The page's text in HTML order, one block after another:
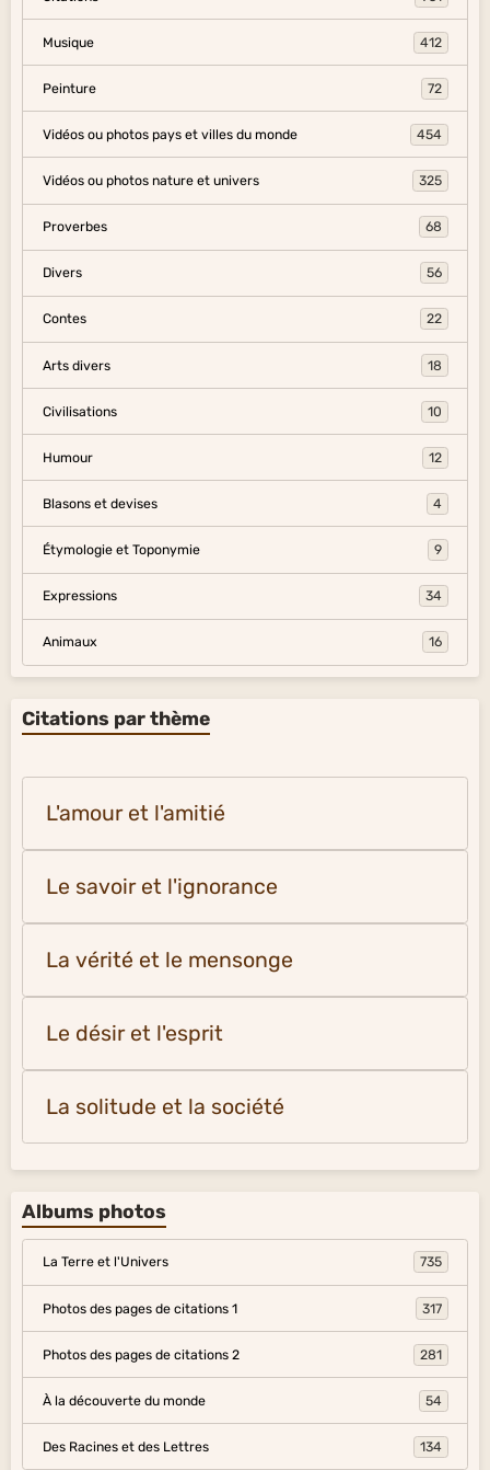
Musique 412
Peinture 72
Vidéos ou photos pays et villes du monde 454
Vidéos ou photos nature et univers 325
Proverbes 68
Divers 56
Contes 22
Arts divers 18
Civilisations 10
Humour 12
Blasons et devises 4
Étymologie et Toponymie 9
Expressions 34
Animaux 16
Citations par thème
L'amour et l'amitié
Le savoir et l'ignorance
La vérité et le mensonge
Le désir et l'esprit
La solitude et la société
Albums photos
La Terre et l'Univers 735
Photos des pages de citations 1 317
Photos des pages de citations 2 281
À la découverte du monde 54
Des Racines et des Lettres 134